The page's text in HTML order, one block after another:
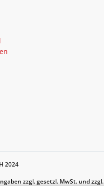
2024
zzgl. gesetzl. MwSt. und zzgl.